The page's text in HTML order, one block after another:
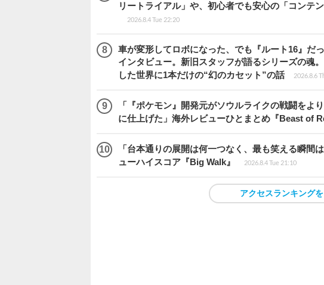
リートライアル」や、初心者でも安心の「コンテ
2026.8.4 Tue 22:20
車が変形してロボになった、でも『ルート16』だ
インタビュー。新旧スタッフが語るシリーズの魂
した世界に1本だけの“幻のカセット”の話
2026.8.6
「『ポケモン』開発元がソウルライクの戦闘を
に仕上げた」海外レビューひとまとめ『Beast of
「台本通りの展開は何一つなく、最も笑える瞬間
ューハイスコア『Big Walk』
2026.8.4 Tue 21:10
アクセスランキング